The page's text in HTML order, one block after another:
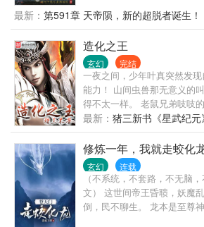
是重瞳者身怀仙骨，举世无敌
注定横推诸天？ 李命看着自
都数不清了，不禁沉思道： “
之上！” …… 看李命一步步登
年后，面对黑暗动乱，纪元之
天，诸天神佛难挡。 就在这
身，一拳下去……
最新： 第591章 天帝陨，新的超脱者诞生！
造化之王
玄幻 完结
一夜之间，少年叶真突然发
能力！ 山间虫兽那无意义的
得不太一样。 老鼠兄弟吱吱
让我们体型增长数十倍的宝贝
蚊子在叽叽喳喳：那两个家
上，吸个饱！ 一只云翼幼虎
慑人心魄的虎啸：妈妈不在家
你！ 一切，都因此改变！ 猪
代》已经发布，兄弟姐妹们
书字少的兄弟，可以宰杀猪
星辰》。 最后，老猪向兄弟
最新： 猪三新书《星武纪
修炼一年，我就走蛟化
玄幻 连载
（不系统，不套路，不无脑
文） 这世间帝王昏聩，妖魔
倒，民不聊生。 龙本是至尊